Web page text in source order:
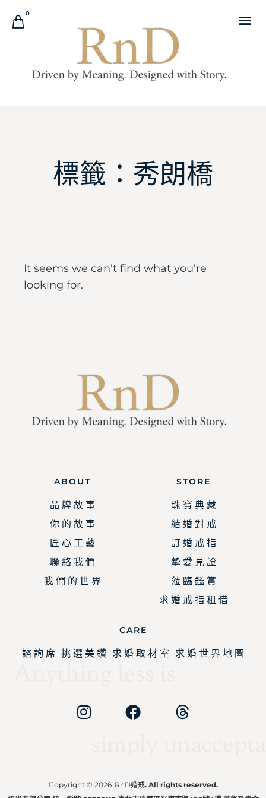
0
標籤：秀朗橋
It seems we can't find what you're
looking for.
ABOUT
品 牌 故 事
你 的 故 事
匠 心 工 藝
聯 絡 我 們
我 們 的 世 界
STORE
珠 寶 典 藏
結 婚 對 戒
訂 婚 戒 指
摯 愛 見 證
蒞 臨 鑑 賞
求 婚 戒 指 租 借
CARE
諮 詢 席 挑 選 美 鑽 求 婚 取 材 室 求 婚 世 界 地 圖
Copyright © 2026 RnD婚戒. All rights reserved.